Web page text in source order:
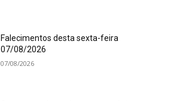
Falecimentos desta sexta-feira
07/08/2026
07/08/2026